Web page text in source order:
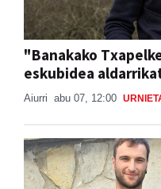
"Banakako
eskubidea
Aiurri abu 07, 12:00